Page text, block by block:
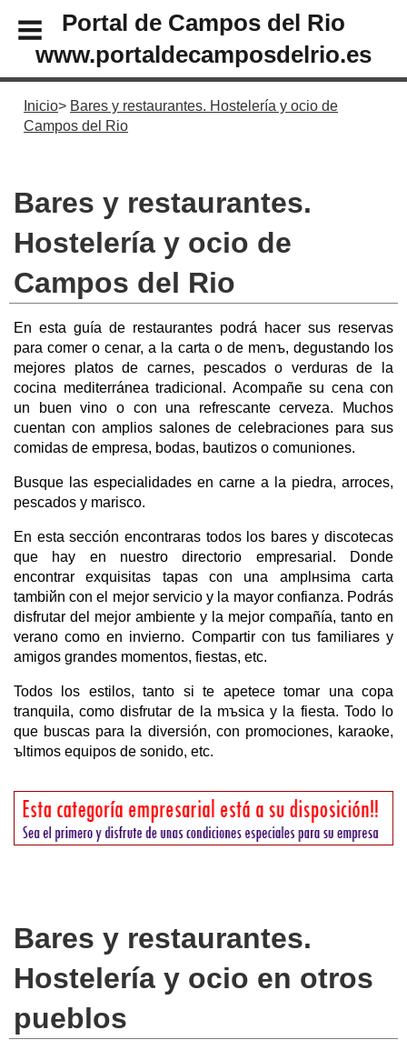
Portal de Campos del Rio
www.portaldecamposdelrio.es
Inicio
Bares y restaurantes. Hostelería y ocio de
Campos del Rio
Bares y restaurantes.
Hostelería y ocio de
Campos del Rio
En esta guía de restaurantes podrá hacer sus reservas
para comer o cenar, a la carta o de menъ, degustando los
mejores platos de carnes, pescados o verduras de la
cocina mediterránea tradicional. Acompañe su cena con
un buen vino o con una refrescante cerveza. Muchos
cuentan con amplios salones de celebraciones para sus
comidas de empresa, bodas, bautizos o comuniones.
Busque las especialidades en carne a la piedra, arroces,
pescados y marisco.
En esta sección encontraras todos los bares y discotecas
que hay en nuestro directorio empresarial. Donde
encontrar exquisitas tapas con una amplнsima carta
tambiйn con el mejor servicio y la mayor confianza. Podrás
disfrutar del mejor ambiente y la mejor compañía, tanto en
verano como en invierno. Compartir con tus familiares y
amigos grandes momentos, fiestas, etc.
Todos los estilos, tanto si te apetece tomar una copa
tranquila, como disfrutar de la mъsica y la fiesta. Todo lo
que buscas para la diversión, con promociones, karaoke,
ъltimos equipos de sonido, etc.
Bares y restaurantes.
Hostelería y ocio en otros
pueblos